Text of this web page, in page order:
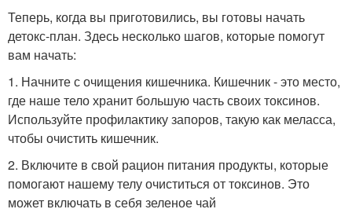
Теперь, когда вы приготовились, вы готовы начать
детокс-план. Здесь несколько шагов, которые помогут
вам начать:
1. Начните с очищения кишечника. Кишечник - это место,
где наше тело хранит большую часть своих токсинов.
Используйте профилактику запоров, такую как меласса,
чтобы очистить кишечник.
2. Включите в свой рацион питания продукты, которые
помогают нашему телу очиститься от токсинов. Это
может включать в себя зеленое чай